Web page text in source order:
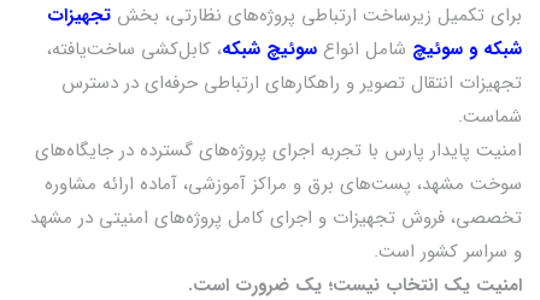
برای تکمیل زیرساخت ارتباطی پروژه‌های نظارتی، بخش تجهیزات
شبکه و سوئیچ شامل انواع سوئیچ شبکه، کابل‌کشی ساخت‌یافته،
تجهیزات انتقال تصویر و راهکارهای ارتباطی حرفه‌ای در دسترس
شماست.
امنیت پایدار پارس با تجربه اجرای پروژه‌های گسترده در جایگاه‌های
سوخت مشهد، پست‌های برق و مراکز آموزشی، آماده ارائه مشاوره
تخصصی، فروش تجهیزات و اجرای کامل پروژه‌های امنیتی در مشهد
و سراسر کشور است.
امنیت یک انتخاب نیست؛ یک ضرورت است.